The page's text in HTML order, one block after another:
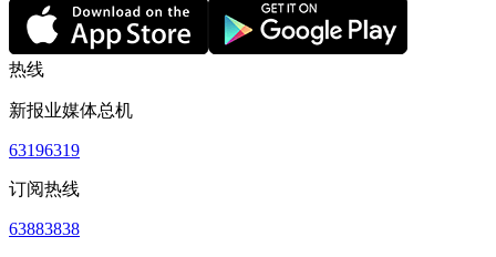
热线
新报业媒体总机
63196319
订阅热线
63883838